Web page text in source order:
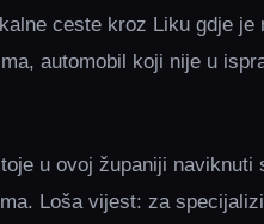
ceste kroz Liku gdje
automobil koji nije u
u ovoj županiji
Loša vijest: za